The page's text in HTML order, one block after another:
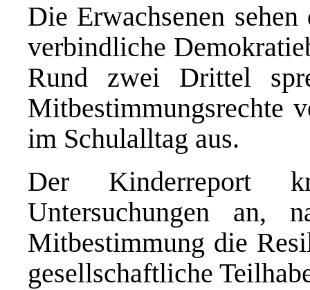
Die Erwachsenen
verbindliche
Rund zwei Drittel
Mitbestimmungsrechte
im Schulalltag aus.
Der Kinderreport
Untersuchungen an,
Mitbestimmung die
gesellschaftliche